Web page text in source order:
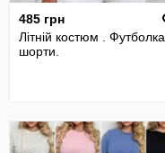
485 грн
Літній костюм . Футболка,
шорти.